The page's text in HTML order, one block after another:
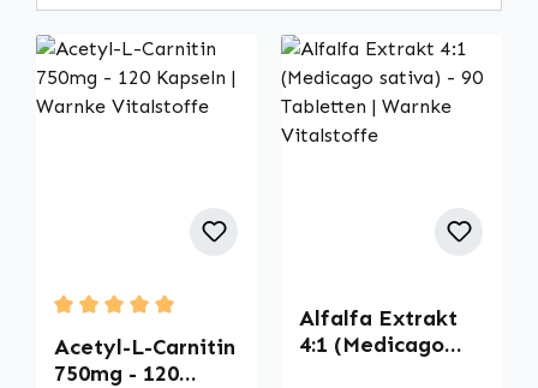
Durchschnittliche Bewertung von 5 von 5 Sternen
Acetyl-L-Carnitin
750mg - 120
Alfalfa Extrakt
4:1 (Medicago